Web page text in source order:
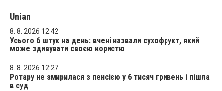
Unian
8. 8. 2026 12:42
Усього 6 штук на день: вчені назвали сухофрукт, який
може здивувати своєю користю
8. 8. 2026 12:27
Ротару не змирилася з пенсією у 6 тисяч гривень і пішла
в суд